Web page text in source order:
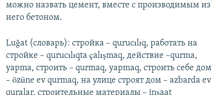
можно назвать цемент, вместе с производимым из
него бетоном.
Luğat (словарь): стройка – qurucılıq, работать на
стройке – qurucılıqta çalışmaq, действие –qurma,
yapma, cтроить – qurmaq, yapmaq, строить себе дом
– özüne ev qurmaq, на улице строят дом – azbarda ev
quralar, cтроительные материалы – inşaat